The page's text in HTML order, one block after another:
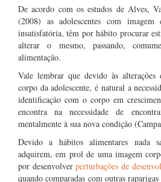
De acordo com os estudos de Alves,
(2008) as adolescentes com
insatisfatória, têm por hábito procurar
alterar o mesmo, passando,
alimentação.
Vale lembrar que devido às alterações
corpo da adolescente, é natural a
identificação com o corpo em
encontra na necessidade de
mentalmente à sua nova condição
Devido a hábitos alimentares nada
adquirem, em prol de uma imagem
por desenvolverperturbações de
quando comparadas com outras